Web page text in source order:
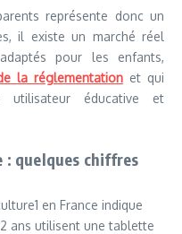
représente donc un
il existe un marché réel
pour les enfants,
la réglementationet qui
utilisateur éducative et
: quelques chiffres
en France indique
ans utilisent une tablette